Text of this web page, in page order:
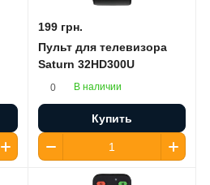
199 грн.
Пульт для телевизора
Saturn 32HD300U
0 В наличии
Купить